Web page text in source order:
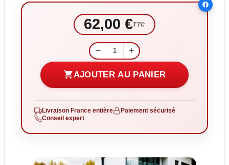
62,00 €TTC
remove add
shopping_cartAJOUTER AU PANIER
Livraison France entière
Paiement sécurisé
Conseil expert